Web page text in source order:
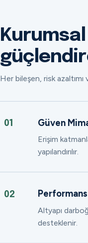
Her bileşen, risk
01 Güven
Erişim
yapılandırılır.
02
Altyapı
desteklenir.